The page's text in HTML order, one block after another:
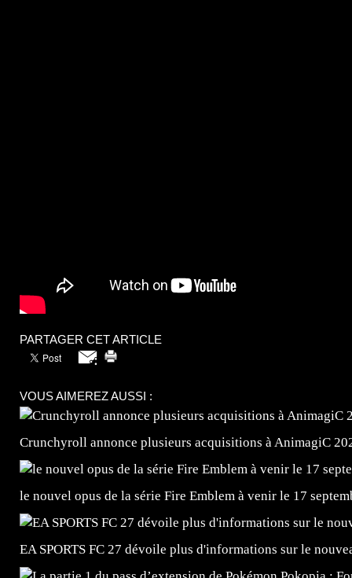
PARTAGER CET ARTICLE
VOUS AIMEREZ AUSSI :
Crunchyroll annonce plusieurs acquisitions à AnimagiC
le nouvel opus de la série Fire Emblem à venir le 17
EA SPORTS FC 27 dévoile plus d'informations sur le